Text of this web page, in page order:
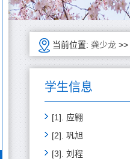
当前位置: 龚少龙 >>
学生信息
[1]. 应翱
[2]. 巩旭
[3]. 刘程